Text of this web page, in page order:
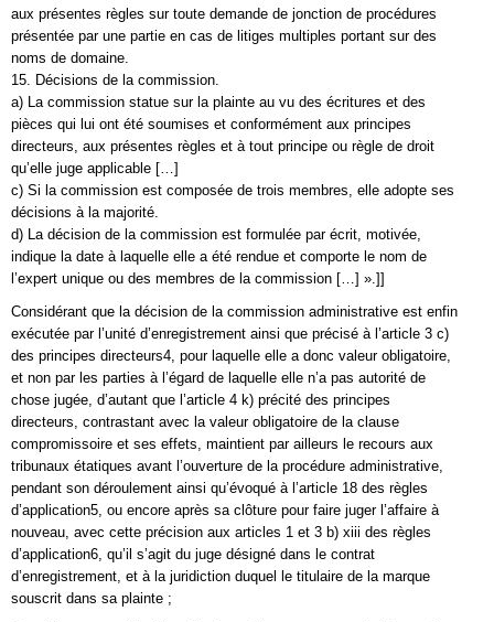
aux présentes règles sur toute demande de jonction de procédures
présentée par une partie en cas de litiges multiples portant sur des
noms de domaine.
15. Décisions de la commission.
a) La commission statue sur la plainte au vu des écritures et des
pièces qui lui ont été soumises et conformément aux principes
directeurs, aux présentes règles et à tout principe ou règle de droit
qu’elle juge applicable […]
c) Si la commission est composée de trois membres, elle adopte ses
décisions à la majorité.
d) La décision de la commission est formulée par écrit, motivée,
indique la date à laquelle elle a été rendue et comporte le nom de
l’expert unique ou des membres de la commission […] ».]]
Considérant que la décision de la commission administrative est enfin
exécutée par l’unité d’enregistrement ainsi que précisé à l’article 3 c)
des principes directeurs4, pour laquelle elle a donc valeur obligatoire,
et non par les parties à l’égard de laquelle elle n’a pas autorité de
chose jugée, d’autant que l’article 4 k) précité des principes
directeurs, contrastant avec la valeur obligatoire de la clause
compromissoire et ses effets, maintient par ailleurs le recours aux
tribunaux étatiques avant l’ouverture de la procédure administrative,
pendant son déroulement ainsi qu’évoqué à l’article 18 des règles
d’application5, ou encore après sa clôture pour faire juger l’affaire à
nouveau, avec cette précision aux articles 1 et 3 b) xiii des règles
d’application6, qu’il s’agit du juge désigné dans le contrat
d’enregistrement, et à la juridiction duquel le titulaire de la marque
souscrit dans sa plainte ;